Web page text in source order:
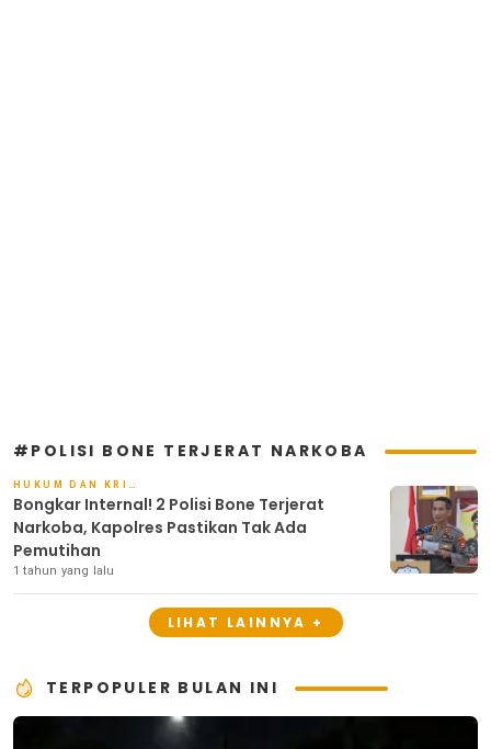
#POLISI BONE TERJERAT NARKOBA
HUKUM DAN KRIMINAL
Bongkar Internal! 2 Polisi Bone Terjerat
Narkoba, Kapolres Pastikan Tak Ada
Pemutihan
1 tahun yang lalu
LIHAT LAINNYA +
TERPOPULER BULAN INI